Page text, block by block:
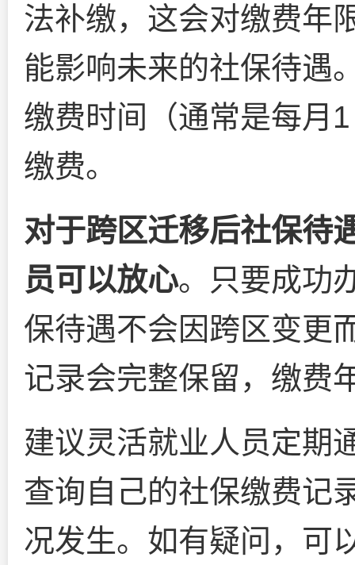
法补缴，这会对缴费年
能影响未来的社保待遇
缴费时间（通常是每月
缴费。
对于跨区迁移后社保待
员可以放心。只要成功
保待遇不会因跨区变更
记录会完整保留，缴费
建议灵活就业人员定期
查询自己的社保缴费记
况发生。如有疑问，可